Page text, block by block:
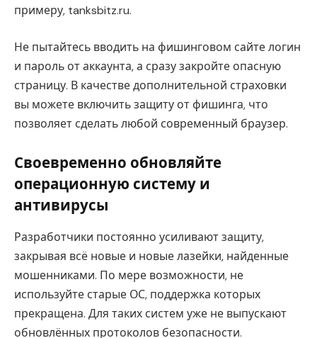
примеру, tanksbitz.ru.
Не пытайтесь вводить на фишинговом сайте логин
и пароль от аккаунта, а сразу закройте опасную
страницу. В качестве дополнительной страховки
вы можете включить защиту от фишинга, что
позволяет сделать любой современный браузер.
Своевременно обновляйте
операционную систему и
антивирусы
Разработчики постоянно усиливают защиту,
закрывая всё новые и новые лазейки, найденные
мошенниками. По мере возможности, не
используйте старые ОС, поддержка которых
прекращена. Для таких систем уже не выпускают
обновлённых протоколов безопасности.